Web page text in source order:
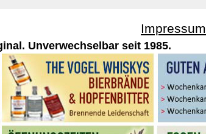
Impressum
Unverwechselbar seit 1985.